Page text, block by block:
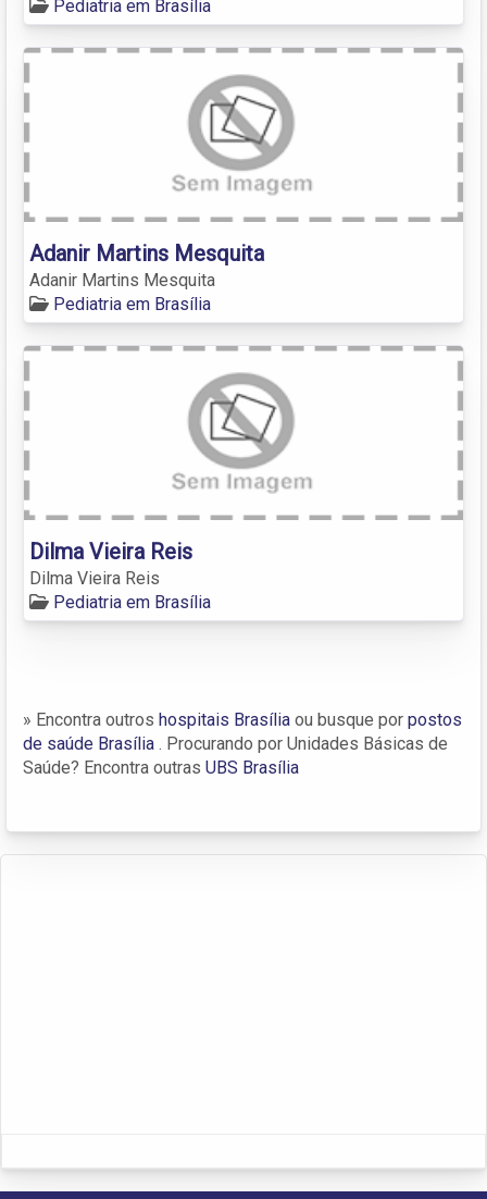
Pediatria em Brasília
Adanir Martins Mesquita
Adanir Martins Mesquita
Pediatria em Brasília
Dilma Vieira Reis
Dilma Vieira Reis
Pediatria em Brasília
» Encontra outros hospitais Brasília ou busque por postos
de saúde Brasília . Procurando por Unidades Básicas de
Saúde? Encontra outras UBS Brasília